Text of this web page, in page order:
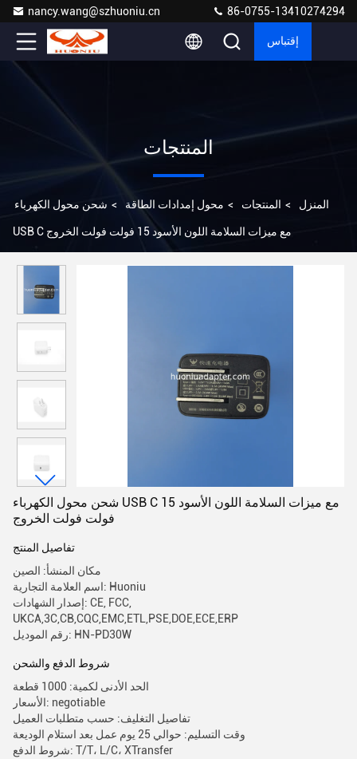
nancy.wang@szhuoniu.cn 86-0755-13410274294
إقتباس
المنتجات
المنزل > المنتجات > محول إمدادات الطاقة > شحن محول الكهرباء
USB C مع ميزات السلامة اللون الأسود 15 فولت فولت الخروج
شحن محول الكهرباء USB C مع ميزات السلامة اللون الأسود 15
فولت فولت الخروج
تفاصيل المنتج
مكان المنشأ: الصين
اسم العلامة التجارية: Huoniu
إصدار الشهادات: CE, FCC,
UKCA,3C,CB,CQC,EMC,ETL,PSE,DOE,ECE,ERP
رقم الموديل: HN-PD30W
شروط الدفع والشحن
الحد الأدنى لكمية: 1000 قطعة
الأسعار: negotiable
تفاصيل التغليف: حسب متطلبات العميل
وقت التسليم: حوالي 25 يوم عمل بعد استلام الوديعة
شروط الدفع: T/T، L/C، XTransfer